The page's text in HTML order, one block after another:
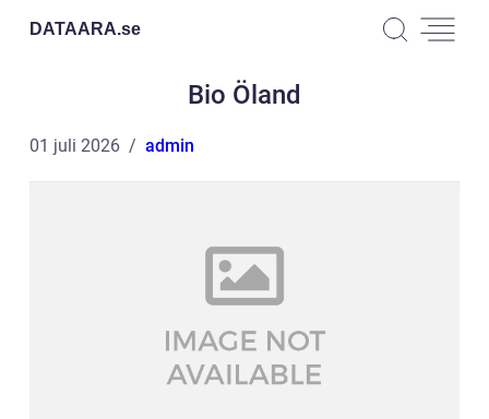
DATAARA.se
Bio Öland
01 juli 2026 admin